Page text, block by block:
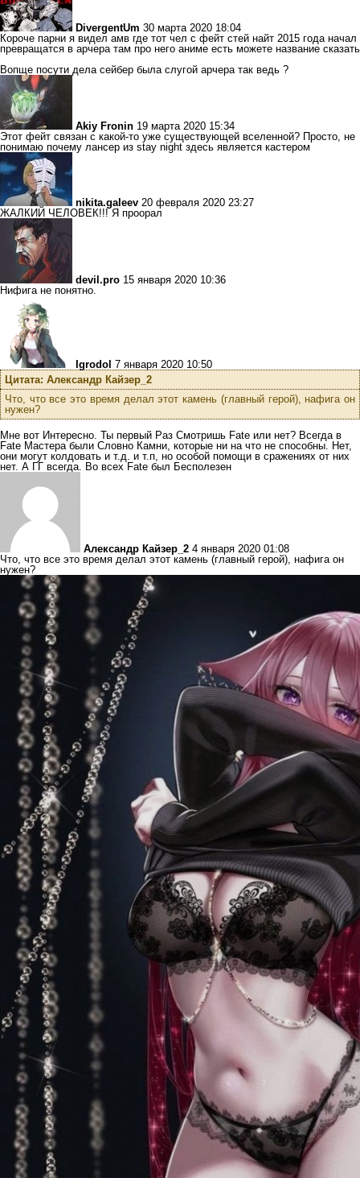
DivergentUm 30 марта 2020 18:04
Короче парни я видел амв где тот чел с фейт стей найт 2015 года начал
превращатся в арчера там про него аниме есть можете название сказать
Вопще посути дела сейбер была слугой арчера так ведь ?
Akiy Fronin 19 марта 2020 15:34
Этот фейт связан с какой-то уже существующей вселенной? Просто, не
понимаю почему лансер из stay night здесь является кастером
nikita.galeev 20 февраля 2020 23:27
ЖАЛКИЙ ЧЕЛОВЕК!!! Я проорал
devil.pro 15 января 2020 10:36
Нифига не понятно.
Igrodol 7 января 2020 10:50
Цитата: Александр Кайзер_2
Что, что все это время делал этот камень (главный герой), нафига он
нужен?
Мне вот Интересно. Ты первый Раз Смотришь Fate или нет? Всегда в
Fate Мастера были Словно Камни, которые ни на что не способны. Нет,
они могут колдовать и т.д. и т.п, но особой помощи в сражениях от них
нет. А ГГ всегда. Во всех Fate был Бесполезен
Александр Кайзер_2 4 января 2020 01:08
Что, что все это время делал этот камень (главный герой), нафига он
нужен?